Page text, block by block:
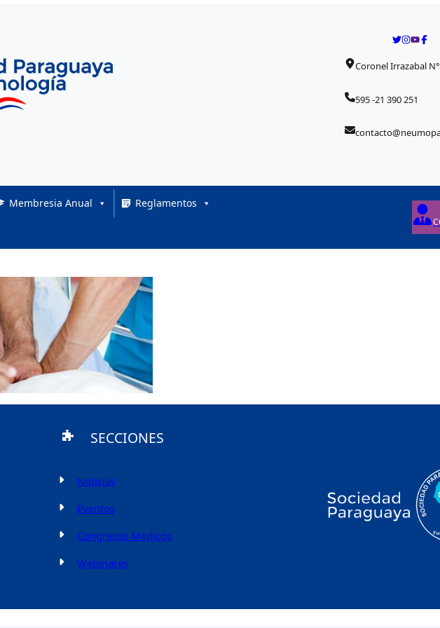
Coronel Irrazabal
595 -21 390 251
Membresia Anual Reglamentos
SECCIONES
Noticias
Eventos
Congresos Médicos
Webinares